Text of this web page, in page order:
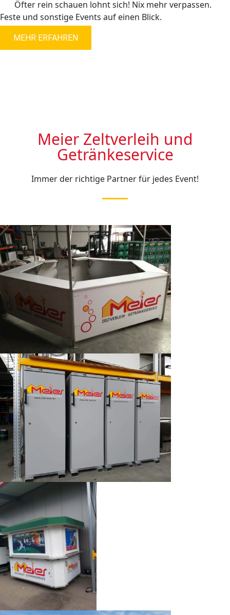
Öfter rein schauen lohnt sich! Nix mehr verpassen.
Feste und sonstige Events auf einen Blick.
MEHR ERFAHREN
Meier Zeltverleih und
Getränkeservice
Immer der richtige Partner für jedes Event!